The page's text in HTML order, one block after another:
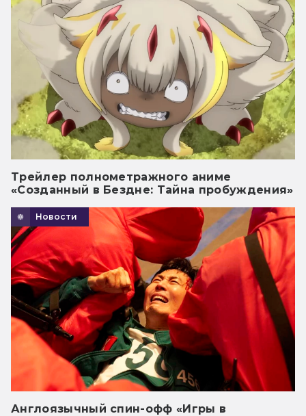
Трейлер полнометражного аниме
«Созданный в Бездне: Тайна пробуждения»
Новости
Англоязычный спин-офф «Игры в